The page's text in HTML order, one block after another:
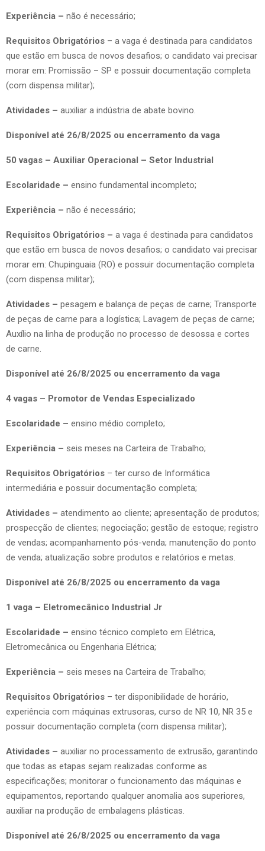
Experiência – não é necessário;
Requisitos Obrigatórios – a vaga é destinada para candidatos
que estão em busca de novos desafios; o candidato vai precisar
morar em: Promissão – SP e possuir documentação completa
(com dispensa militar);
Atividades – auxiliar a indústria de abate bovino.
Disponível até 26/8/2025 ou encerramento da vaga
50 vagas – Auxiliar Operacional – Setor Industrial
Escolaridade – ensino fundamental incompleto;
Experiência – não é necessário;
Requisitos Obrigatórios – a vaga é destinada para candidatos
que estão em busca de novos desafios; o candidato vai precisar
morar em: Chupinguaia (RO) e possuir documentação completa
(com dispensa militar);
Atividades – pesagem e balança de peças de carne; Transporte
de peças de carne para a logística; Lavagem de peças de carne;
Auxílio na linha de produção no processo de desossa e cortes
de carne.
Disponível até 26/8/2025 ou encerramento da vaga
4 vagas – Promotor de Vendas Especializado
Escolaridade – ensino médio completo;
Experiência – seis meses na Carteira de Trabalho;
Requisitos Obrigatórios – ter curso de Informática
intermediária e possuir documentação completa;
Atividades – atendimento ao cliente; apresentação de produtos;
prospecção de clientes; negociação; gestão de estoque; registro
de vendas; acompanhamento pós-venda; manutenção do ponto
de venda; atualização sobre produtos e relatórios e metas.
Disponível até 26/8/2025 ou encerramento da vaga
1 vaga – Eletromecânico Industrial Jr
Escolaridade – ensino técnico completo em Elétrica,
Eletromecânica ou Engenharia Elétrica;
Experiência – seis meses na Carteira de Trabalho;
Requisitos Obrigatórios – ter disponibilidade de horário,
experiência com máquinas extrusoras, curso de NR 10, NR 35 e
possuir documentação completa (com dispensa militar);
Atividades – auxiliar no processamento de extrusão, garantindo
que todas as etapas sejam realizadas conforme as
especificações; monitorar o funcionamento das máquinas e
equipamentos, reportando qualquer anomalia aos superiores,
auxiliar na produção de embalagens plásticas.
Disponível até 26/8/2025 ou encerramento da vaga